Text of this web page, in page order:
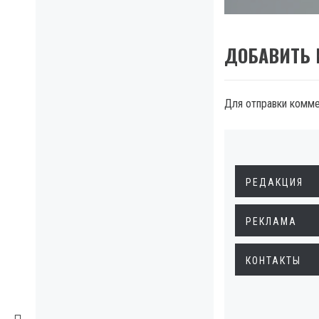
ДОБАВИТЬ
Для отправки
РЕДАКЦИЯ
РЕКЛАМА
КОНТАКТЫ